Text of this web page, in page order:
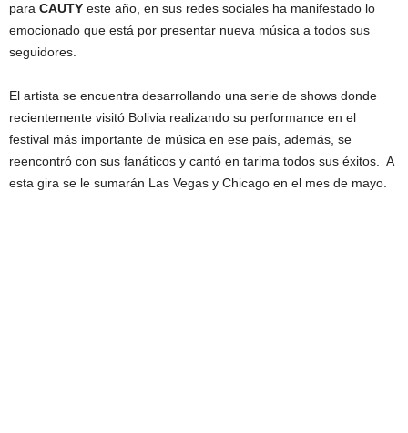
para CAUTY este año, en sus redes sociales ha manifestado lo
emocionado que está por presentar nueva música a todos sus
seguidores.
El artista se encuentra desarrollando una serie de shows donde
recientemente visitó Bolivia realizando su performance en el
festival más importante de música en ese país, además, se
reencontró con sus fanáticos y cantó en tarima todos sus éxitos. A
esta gira se le sumarán Las Vegas y Chicago en el mes de mayo.